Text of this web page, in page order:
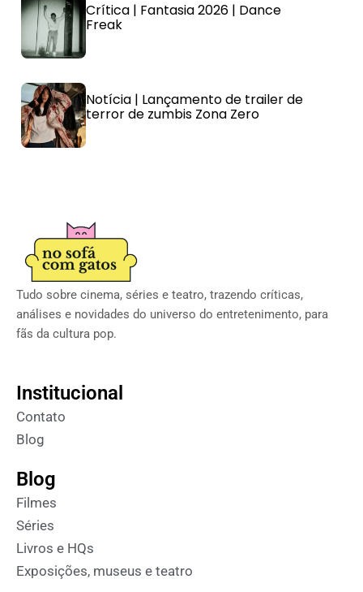
Crítica | Fantasia 2026 | Dance
Freak
Notícia | Lançamento de trailer de
terror de zumbis Zona Zero
Tudo sobre cinema, séries e teatro, trazendo críticas,
análises e novidades do universo do entretenimento, para
fãs da cultura pop.
Institucional
Contato
Blog
Blog
Filmes
Séries
Livros e HQs
Exposições, museus e teatro